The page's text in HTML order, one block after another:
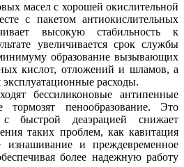
масел с хорошей окислительной
с пакетом антиокислительных
высокую стабильность к
увеличивается срок службы
образование вызывающих
кислот, отложений и шламов, а
расходы.
бессиликоновые антипенные
тормозят пенообразование. Это
быстрой деаэрацией снижает
таких проблем, как кавитация
изнашивание и преждевременное
более надежную работу